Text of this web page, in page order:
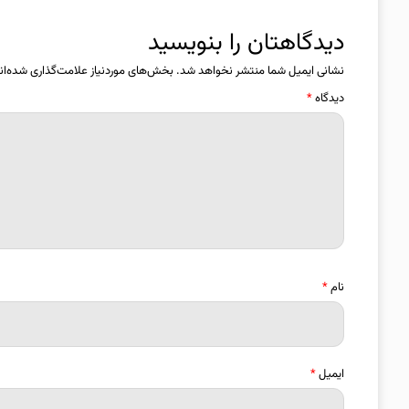
دیدگاهتان را بنویسید
نشانی ایمیل شما منتشر نخواهد شد. بخش‌های موردنیاز علامت‌گذاری
دیدگاه*
نام*
ایمیل*